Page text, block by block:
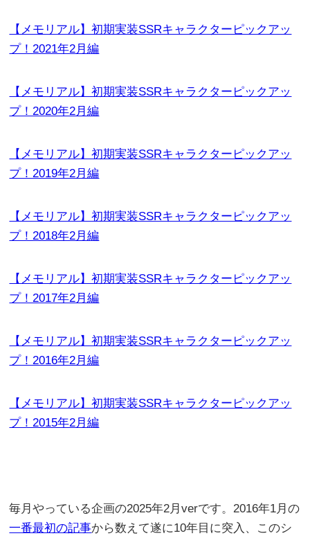
【メモリアル】初期実装SSRキャラクターピックアッ
プ！2021年2月編
【メモリアル】初期実装SSRキャラクターピックアッ
プ！2020年2月編
【メモリアル】初期実装SSRキャラクターピックアッ
プ！2019年2月編
【メモリアル】初期実装SSRキャラクターピックアッ
プ！2018年2月編
【メモリアル】初期実装SSRキャラクターピックアッ
プ！2017年2月編
【メモリアル】初期実装SSRキャラクターピックアッ
プ！2016年2月編
【メモリアル】初期実装SSRキャラクターピックアッ
プ！2015年2月編
毎月やっている企画の2025年2月verです。2016年1月の
一番最初の記事から数えて遂に10年目に突入、このシ